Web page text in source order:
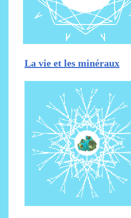
La vie et les minéraux